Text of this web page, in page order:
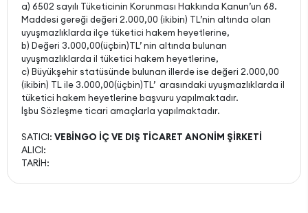
a) 6502 sayılı Tüketicinin Korunması Hakkında Kanun’un 68.
Maddesi gereği değeri 2.000,00 (ikibin) TL’nin altında olan
uyuşmazlıklarda ilçe tüketici hakem heyetlerine,
b) Değeri 3.000,00(üçbin)TL’ nin altında bulunan
uyuşmazlıklarda il tüketici hakem heyetlerine,
c) Büyükşehir statüsünde bulunan illerde ise değeri 2.000,00
(ikibin) TL ile 3.000,00(üçbin)TL’ arasındaki uyuşmazlıklarda il
tüketici hakem heyetlerine başvuru yapılmaktadır.
İşbu Sözleşme ticari amaçlarla yapılmaktadır.
SATICI: VEBİNGO İÇ VE DIŞ TİCARET ANONİM ŞİRKETİ
ALICI:
TARİH: